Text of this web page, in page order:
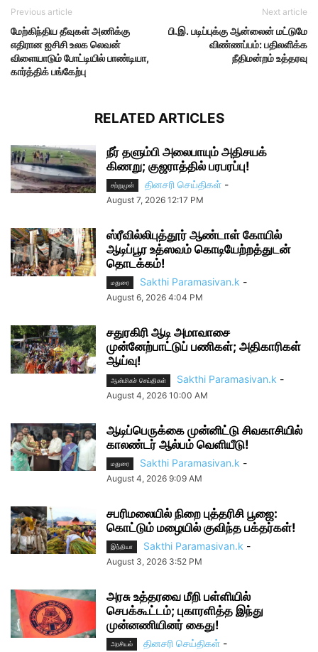
Previous article
மேற்கிந்திய தீவுகள் அணிக்கு
எதிரான ஐசிசி உலக லெவன்
விளையாடும் போட்டியில் பாண்டியா,
கார்த்திக் பங்கேற்பு
Next article
பி.இ. படிப்புக்கு ஆன்லைன் மட்டுமே
விண்ணப்பம்: பதிலளிக்க
நீதிமன்றம் உத்தரவு
RELATED ARTICLES
நீர் தளும்பி அலைபாயும் அதிசயக்
கிணறு; குஜராத்தில் பரபரப்பு!
சற்றுமுன் தினசரி செய்திகள் -
August 7, 2026 12:17 PM
ஸ்ரீவில்லிபுத்தூர் ஆண்டாள் கோயில்
ஆடிப்பூர உத்ஸவம் கொடியேற்றத்துடன்
தொடக்கம்!
மதுரை Sakthi Paramasivan.k -
August 6, 2026 4:04 PM
சதுரகிரி ஆடி அமாவாசை
முன்னேற்பாட்டுப் பணிகள்; அதிகாரிகள்
ஆய்வு!
ஆன்மிகச் செய்திகள் Sakthi Paramasivan.k -
August 4, 2026 10:00 AM
ஆடிப்பெருக்கை முன்னிட்டு சிவகாசியில்
காலண்டர் ஆல்பம் வெளியீடு!
மதுரை Sakthi Paramasivan.k -
August 4, 2026 9:09 AM
சபரிமலையில் நிறை புத்தரிசி பூஜை:
கொட்டும் மழையில் குவிந்த பக்தர்கள்!
இந்தியா Sakthi Paramasivan.k -
August 3, 2026 3:52 PM
அரசு உத்தரவை மீறி பள்ளியில்
செபக்கூட்டம்; புகாரளித்த இந்து
முன்னணியினர் கைது!
அரசியல் தினசரி செய்திகள் -